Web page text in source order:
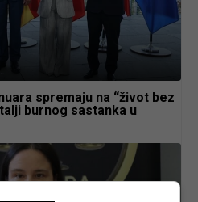
spremaju na “život bez
burnog sastanka u